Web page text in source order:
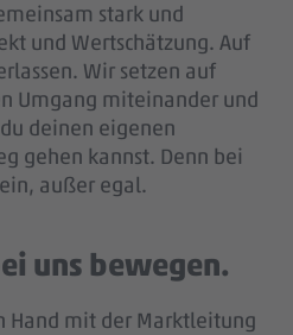
stark und
und Wertschätzung. Auf
Wir setzen auf
Umgang miteinander und
deinen eigenen
gehen kannst. Denn bei
außer egal.
uns bewegen.
Hand mit der Marktleitung